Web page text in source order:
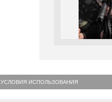
УСЛОВИЯ ИСПОЛЬЗОВАНИЯ